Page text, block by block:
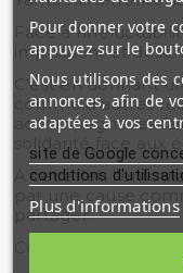
Face à
impuissant et
C’est en donnant
comme d’autres
accompagne les
solidarité face aux
À cet effet,
partager.
Pour donner votre
appuyez sur le
Nous utilisons des
annonces, afin de
adaptées à vos
site de Google
conditions
Plus d'informations